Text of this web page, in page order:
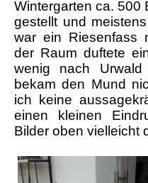
Wintergarten ca. 500
gestellt und
war ein Riesenfass
der Raum duftete
wenig nach
bekam den Mund
ich keine
einen kleinen
Bilder oben vielleicht